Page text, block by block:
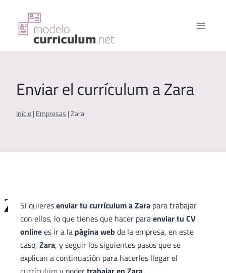
contenido
Enviar el currículum a Zara
Inicio | Empresas | Zara
Si quieresenviar tu currículum a Zara para trabajar
con ellos, lo que tienes que hacer paraenviar tu CV
onlinees ir a la página web de la empresa, en este
caso, Zara, y seguir los siguientes pasos que se
explican a continuación para hacerles llegar el